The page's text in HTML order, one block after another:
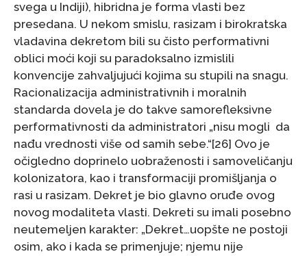
svega u Indiji), hibridna je forma vlasti bez
presedana. U nekom smislu, rasizam i birokratska
vladavina dekretom bili su čisto performativni
oblici moći koji su paradoksalno izmislili
konvencije zahvaljujući kojima su stupili na snagu.
Racionalizacija administrativnih i moralnih
standarda dovela je do takve samorefleksivne
performativnosti da administratori „nisu mogli da
nađu vrednosti više od samih sebe.“[26] Ovo je
očigledno doprinelo uobraženosti i samoveličanju
kolonizatora, kao i transformaciji promišljanja o
rasi u rasizam. Dekret je bio glavno oruđe ovog
novog modaliteta vlasti. Dekreti su imali posebno
neutemeljen karakter: „Dekret…uopšte ne postoji
osim, ako i kada se primenjuje; njemu nije